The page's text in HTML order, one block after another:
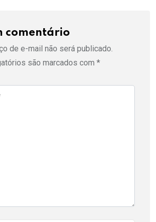
comentário
de e-mail não será publicado.
são marcados com *